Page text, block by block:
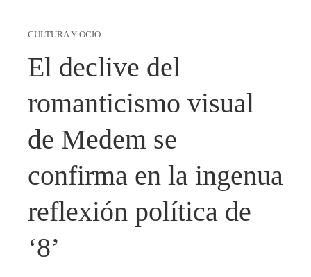
CULTURA Y OCIO
El declive del
romanticismo visual
de Medem se
confirma en la ingenua
reflexión política de
‘8’